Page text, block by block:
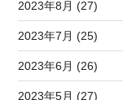
2023年8月 (27)
2023年7月 (25)
2023年6月 (26)
2023年5月 (27)